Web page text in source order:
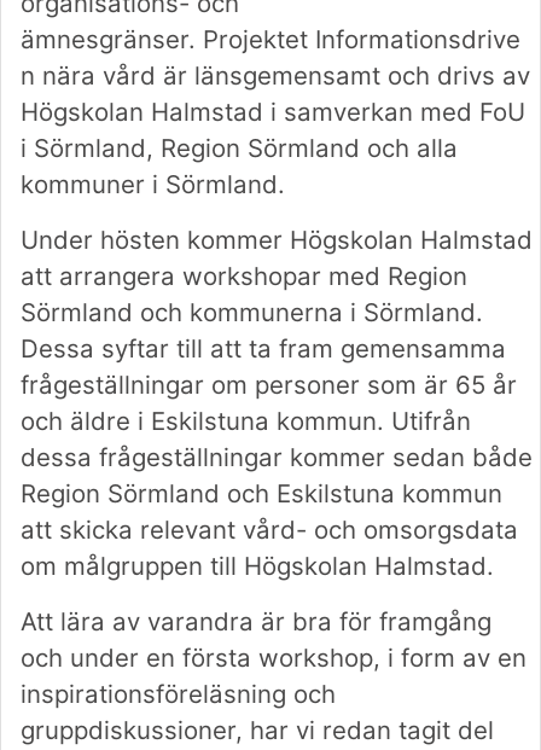
ämnesgränser. Projektet Informationsdrive
n nära vård är länsgemensamt och drivs av
Högskolan Halmstad i samverkan med FoU
i Sörmland, Region Sörmland och alla
kommuner i Sörmland.
Under hösten kommer Högskolan Halmstad
att arrangera workshopar med Region
Sörmland och kommunerna i Sörmland.
Dessa syftar till att ta fram gemensamma
frågeställningar om personer som är 65 år
och äldre i Eskilstuna kommun. Utifrån
dessa frågeställningar kommer sedan både
Region Sörmland och Eskilstuna kommun
att skicka relevant vård- och omsorgsdata
om målgruppen till Högskolan Halmstad.
Att lära av varandra är bra för framgång
och under en första workshop, i form av en
inspirationsföreläsning och
gruppdiskussioner, har vi redan tagit del